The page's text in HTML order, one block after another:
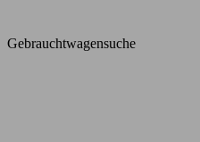
Gebrauchtwagensuche